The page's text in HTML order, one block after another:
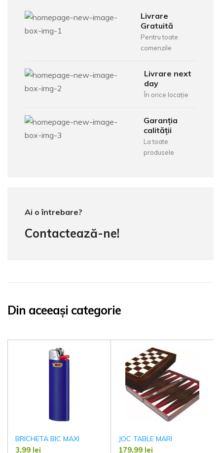
Livrare
Gratuită
Pentru toate
comenzile
Livrare next
day
În orice locație
Garanția
calității
La toate
produsele
Ai o întrebare?
Contactează-ne!
Din aceeași categorie
BRICHETA BIC MAXI
3,99 lei
JOC TABLE MARI
179,99 lei